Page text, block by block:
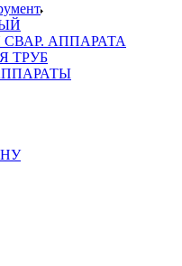
АППАРАТА
ТРУБ